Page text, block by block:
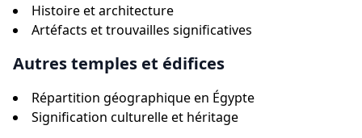
Histoire et architecture
Artéfacts et trouvailles significatives
Autres temples et édifices
Répartition géographique en Égypte
Signification culturelle et héritage